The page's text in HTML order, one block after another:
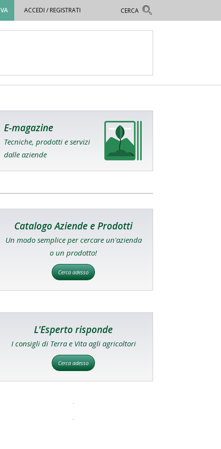
ACCEDI / REGISTRATI
E-magazine
Tecniche, prodotti e servizi
dalle aziende
Catalogo Aziende e Prodotti
Un modo semplice per cercare un'azienda
o un prodotto!
Cerca adesso
L'Esperto risponde
I consigli di Terra e Vita agli agricoltori
Cerca adesso